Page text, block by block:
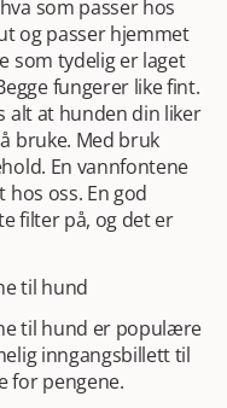
den slik. Finn et
heller ikke anbefalt,
Vedlikehold av
til hund trenger
og vi oppfordrer til å
anbefaler
filter er enkelt og
kvalitet. Hvis den blir
vannet naturlig nok
den i verste fall slutte
finnes også sett
slanger i
investering som gir
lenge hvis du
som passer hos
og passer hjemmet
som tydelig er laget
fungerer like fint.
alt at hunden din liker
bruke. Med bruk
En vannfontene
oss. En god
filter på, og det er
til hund
til hund er populære
inngangsbillett til
for pengene.